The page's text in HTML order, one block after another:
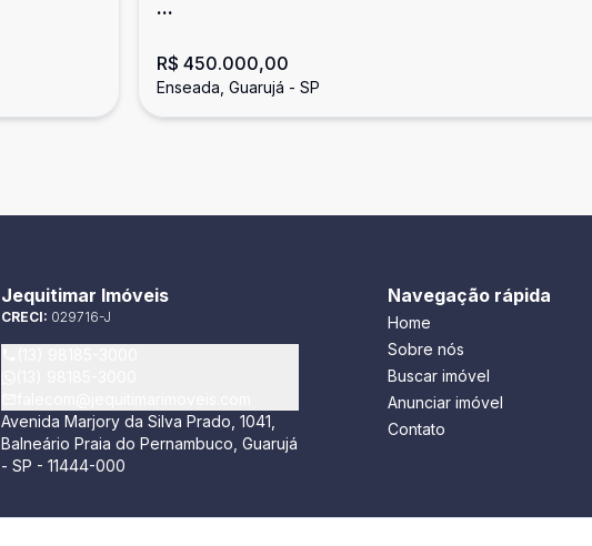
...
R$ 450.000,00
Enseada, Guarujá - SP
Jequitimar Imóveis
CRECI: 029716-J
Avenida Marjory da Silva Prado, 1041,
Balneário Praia do Pernambuco, Guarujá
- SP - 11444-000
Navegação rápida
Home
Sobre nós
Buscar imóvel
Anunciar imóvel
Contato